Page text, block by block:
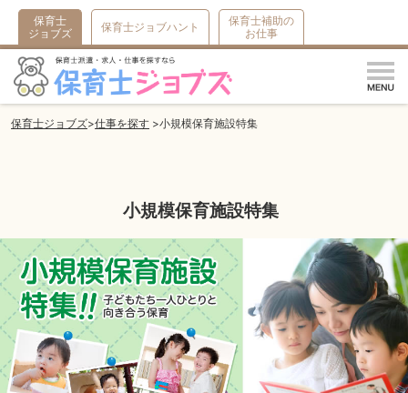
保育士
ジョブズ
保育士ジョブハント
保育士補助の
お仕事
保育士ジョブズ 仕事を探す 小規模保育施設特集
小規模保育施設特集